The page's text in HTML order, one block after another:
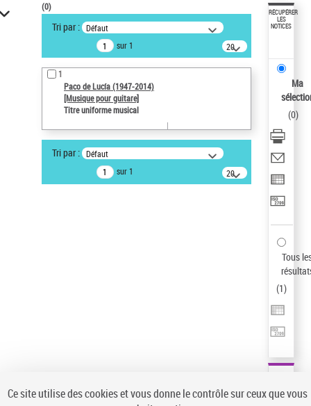
VOTRE RECHERCHE
Recherche avancée dans les
notices d’autorité
Œuvres liées à l'auteur :
Paco de Lucía (1947-2014)
Auteur d’œuvre
ne s'applique pas
Type de notice d'autorité
Auteur d’œuvre
(0)
Tri par : Défaut
sur 1
20
résultats/page
1
Paco de Lucía (1947-2014)
[Musique pour guitare]
Titre uniforme musical
Tri par : Défaut
sur 1
20
résultats/page
RÉCUPÉRER
LES
NOTICES
Ma
(0)
Tous
(1)
Ce site utilise des cookies et vous donne le contrôle sur ceux que vous